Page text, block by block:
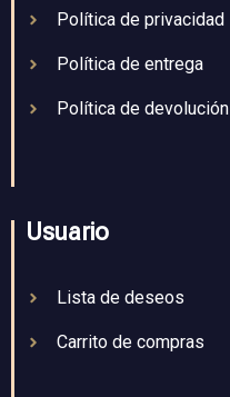
Política de privacidad
Política de entrega
Política de devolución
Usuario
Lista de deseos
Carrito de compras